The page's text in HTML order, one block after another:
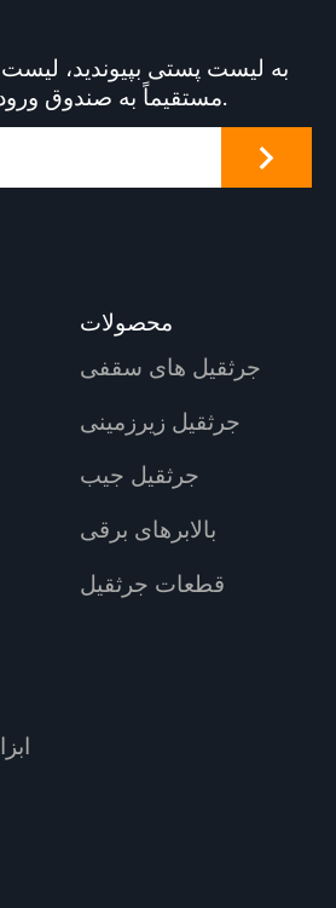
به لیست پستی بپیوندید،
مستقیماً به صندوق ورودی خود دریافت کنید.
محصولات
جرثقیل های سقفی
جرثقیل زیرزمینی
جرثقیل جیب
بالابرهای برقی
قطعات جرثقیل